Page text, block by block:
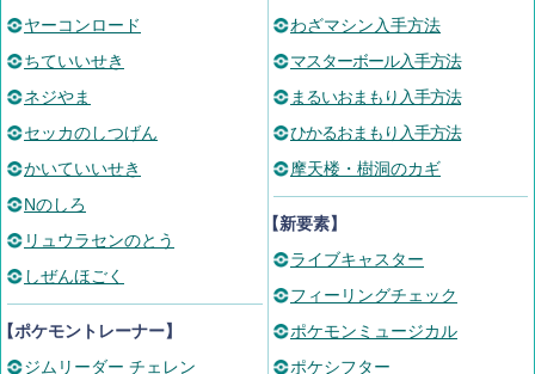
ヤーコンロード
ちていいせき
ネジやま
セッカのしつげん
かいていいせき
Nのしろ
リュウラセンのとう
しぜんほごく
ポケモントレーナー】
ジムリーダー チェレン
わざマシン入手方法
マスターボール入手方法
まるいおまもり入手方法
ひかるおまもり入手方法
摩天楼・樹洞のカギ
【新要素】
ライブキャスター
フィーリングチェック
ポケモンミュージカル
ポケシフター